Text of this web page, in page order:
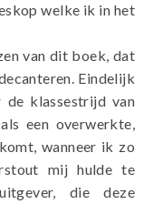
welke ik in het
van dit boek, dat
Eindelijk
de klassestrijd van
een overwerkte,
wanneer ik zo
mij hulde te
die deze